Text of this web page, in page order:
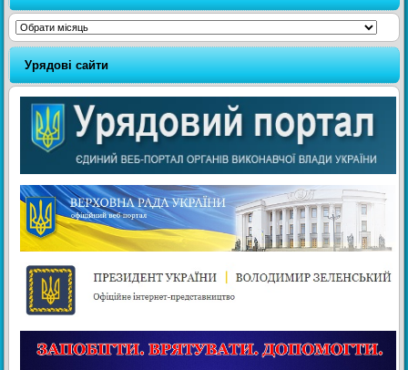
Архіви
Урядові сайти